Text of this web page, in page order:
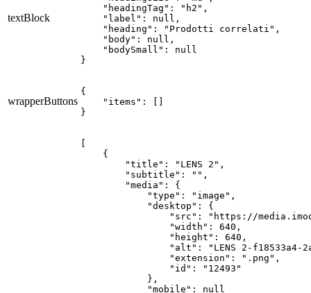
textBlock
    "headingTag": "h2",
    "label": null,
    "heading": "Prodotti correlati",
    "body": null,
    "bodySmall": null
}
wrapperButtons
{
    "items": []
}
    {
        "title": "LENS 2",
        "subtitle": "",
        "media": {
            "type": "image",
            "desktop": {
"src": "https://
                "width": 640,
                "height": 640,
"alt": "LENS 2-f18533a4-
                "extension": ".png",
                "id": "12493"
            },
            "mobile": null